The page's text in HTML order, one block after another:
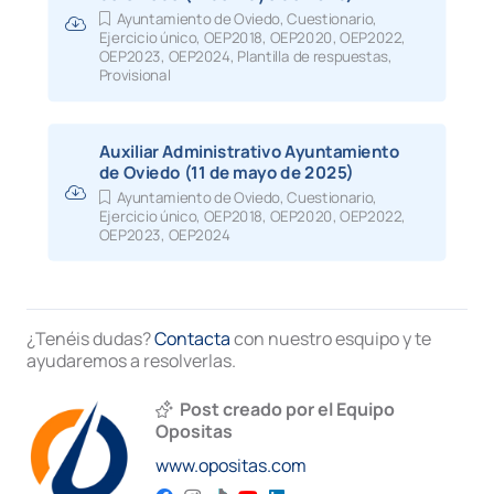
02.06.2025
Alegaciones a las preguntas del
del proceso selectivo.
26.06.2025
26.06.2025
Convocatoria del ejercicio voluntario
desempates.
26.06.2025
Distribución de accesos a la prueba
04.07.2025
Anuncio de resultados: aspirantes
no han superado la primera prueba.
04.07.2025
Anuncio complementario sobre las
alegaciones presentadas las
Ayuntamiento de Oviedo,Cuestionario,
Ejercicio único, OEP2018, OEP2020,OEP2022,
OEP2023, OEP2024, Plantilla de respuestas,
Provisional
Auxiliar Administrativo Ayuntamiento
de Oviedo (11 de mayo de 2025)
Ayuntamiento de Oviedo,Cuestionario,
Ejercicio único, OEP2018, OEP2020,OEP2022,
OEP2023, OEP2024
¿Tenéis dudas?Contactacon nuestro esquipo y te
ayudaremos a resolverlas.
Post creado por el Equipo
Opositas
www.opositas.com